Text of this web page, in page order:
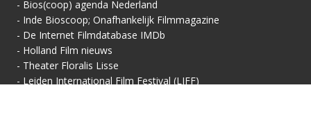
- Bios(coop) agenda Nederland
- Inde Bioscoop; Onafhankelijk Filmmagazine
- De Internet Filmdatabase IMDb
- Holland Film nieuws
- Theater Floralis Lisse
- Leiden International Film Festival (LIFF)